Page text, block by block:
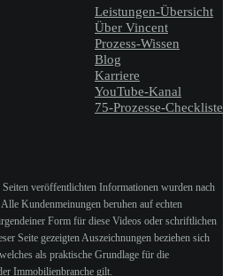
Leistungen-Übersicht
Über Vincent
Prozess-Wissen
Blog
Karriere
YouTube-Kanal
75-Prozesse-Checkliste
veröffentlichten Informationen wurden nach
Kundenmeinungen beruhen auf echten
Form für diese Videos oder schriftlichen
Seite gezeigten Auszeichnungen beziehen sich
als praktische Grundlage für die
Immobilienbranche gilt.